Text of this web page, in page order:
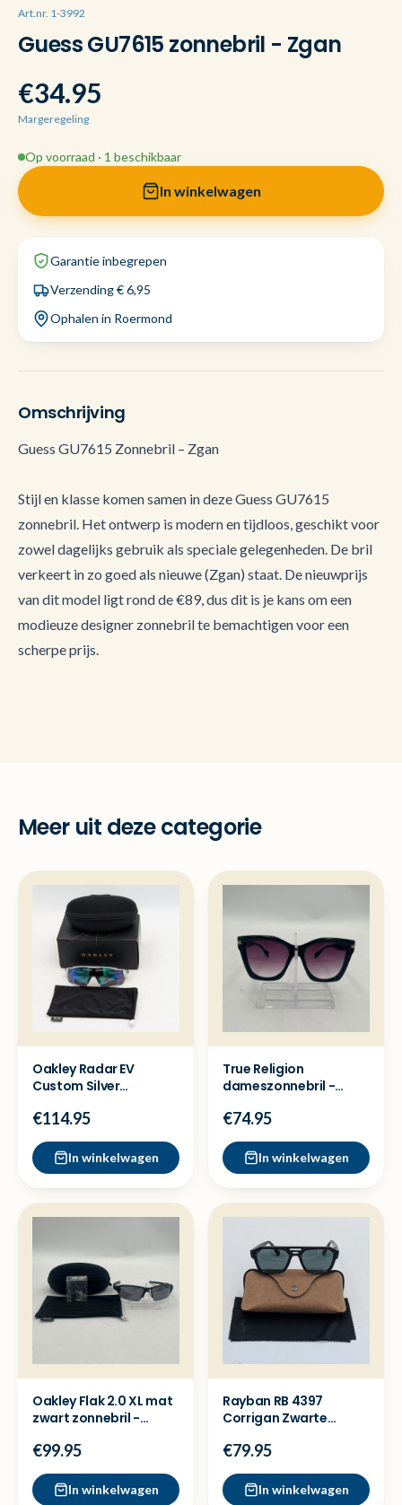
Art.nr. 1-3992
Guess GU7615 zonnebril - Zgan
€34.95
Margeregeling
Op voorraad · 1 beschikbaar
In winkelwagen
Garantie inbegrepen
Verzending € 6,95
Ophalen in Roermond
Omschrijving
Guess GU7615 Zonnebril – Zgan
Stijl en klasse komen samen in deze Guess GU7615
zonnebril. Het ontwerp is modern en tijdloos, geschikt voor
zowel dagelijks gebruik als speciale gelegenheden. De bril
verkeert in zo goed als nieuwe (Zgan) staat. De nieuwprijs
van dit model ligt rond de €89, dus dit is je kans om een
modieuze designer zonnebril te bemachtigen voor een
scherpe prijs.
Meer uit deze categorie
Oakley Radar EV
Custom Silver
€114.95
In winkelwagen
True Religion
dameszonnebril -
€74.95
In winkelwagen
Oakley Flak 2.0 XL mat
zwart zonnebril -
€99.95
In winkelwagen
Rayban RB 4397
Corrigan Zwarte
€79.95
In winkelwagen